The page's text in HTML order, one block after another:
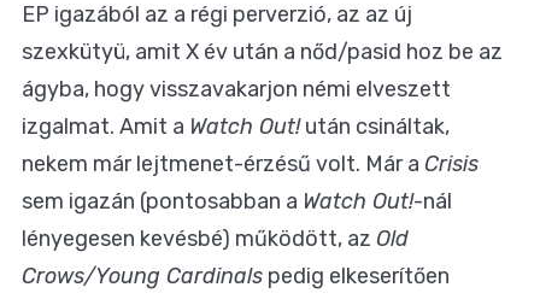
EP igazából az a régi perverzió, az az új
szexkütyü, amit X év után a nőd/pasid hoz be az
ágyba, hogy visszavakarjon némi elveszett
izgalmat. Amit a Watch Out!után csináltak,
nekem már lejtmenet-érzésű volt. Már a Crisis
sem igazán (pontosabban a Watch Out!-nál
lényegesen kevésbé) működött, az Old
Crows/Young Cardinals pedig elkeserítően